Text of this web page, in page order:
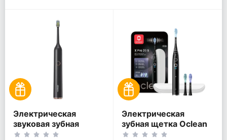
Электрическая
звуковая зубная
щетка Aquapick AQ
Электрическая
зубная щетка Oclean
X Pro 20 S, Чёрный